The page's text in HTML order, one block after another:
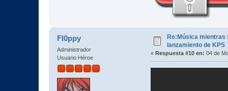
Fl0ppy
Administrador
Usuario Héroe
Re:Música mientras
lanzamiento de KPS
« Respuesta #10 en: 04 de